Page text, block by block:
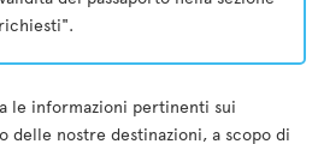
le informazioni pertinenti sui
delle nostre destinazioni, a scopo di